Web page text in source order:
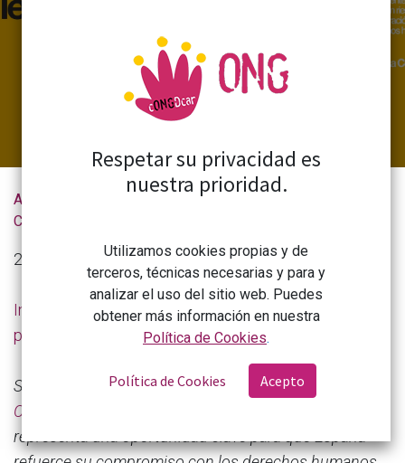
humanos, la protección del planeta y la paz.
Actualidad de la
CONGDCAR
Especial: segundo aniversario de la Ley de Cooperación
25 de febrero de 2025
Información de La Coordinadora de Organizaciones
para el Desarrollo.
Se cumplen dos años desde la
aprobación de la Ley de
Cooperación para el Desarrollo,
representa una oportunidad clave para que España
Respetar su privacidad es
nuestra prioridad.
Utilizamos cookies propias y de
terceros, técnicas necesarias y para y
analizar el uso del sitio web. Puedes
obtener más información en nuestra
Política de Cookies.
Política de Cookies Acepto